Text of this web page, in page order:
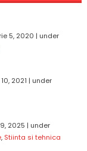
5, 2020 | under
2021 | under
2025 | under
, Stiinta si tehnica